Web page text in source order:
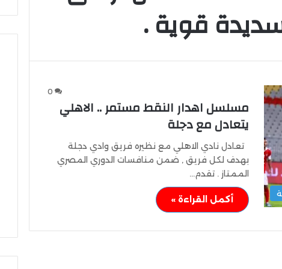
قوية .
0
مسلسل اهدار النقط مستمر .. الاهلي
يتعادل مع دجلة
تعادل نادي الاهلي مع نظيره فريق وادي دجلة
بهدف لكل فريق , ضمن منافسات الدوري المصري
الممتاز . تقدم…
أكمل القراءة »
جهودها للتصدي
الشباب
والرياضة
يهنئ
منتخب
مصر
للشطرنج
وزير الشباب والرياضة يهنئ منتخب
مصر للشطرنج